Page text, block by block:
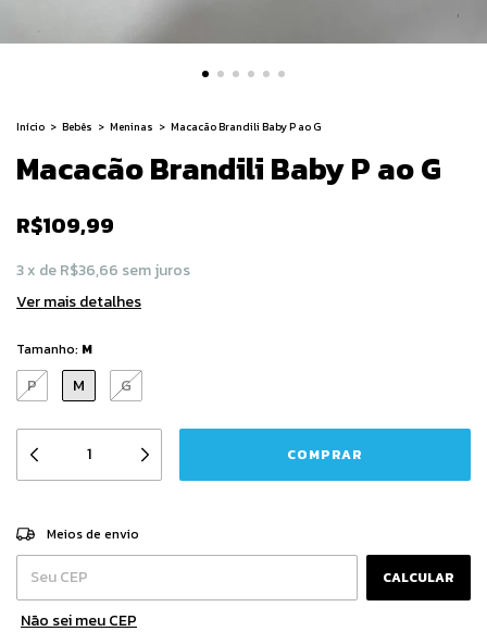
Início > Bebês > Meninas > Macacão Brandili Baby P ao G
Macacão Brandili Baby P ao G
R$109,99
3x deR$36,66 sem juros
Ver mais detalhes
Tamanho: M
P M G
Entregas para o CEP:
Meios de envio
CALCULAR
Não sei meu CEP